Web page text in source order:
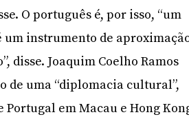
O português é, por isso, “um
um instrumento de
disse. Joaquim Coelho Ramos
de uma “diplomacia cultural”,
em Macau e Hong